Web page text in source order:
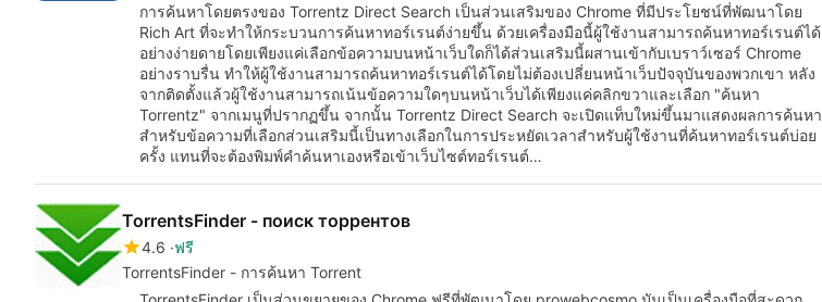
การค้นหาโดยตรงของ Torrentz Direct Search เป็นส่วนเสริมของ Chrome ที่มีประโยชน์ที่พัฒนาโดย
Rich Art ที่จะทำให้กระบวนการค้นหาทอร์เรนต์ง่ายขึ้น ด้วยเครื่องมือนี้ผู้ใช้งานสามารถค้นหาทอร์เรนต์ได้
อย่างง่ายดายโดยเพียงแค่เลือกข้อความบนหน้าเว็บใดก็ได้ส่วนเสริมนี้ผสานเข้ากับเบราว์เซอร์ Chrome
อย่างราบรื่น ทำให้ผู้ใช้งานสามารถค้นหาทอร์เรนต์ได้โดยไม่ต้องเปลี่ยนหน้าเว็บปัจจุบันของพวกเขา หลัง
จากติดตั้งแล้วผู้ใช้งานสามารถเน้นข้อความใดๆบนหน้าเว็บได้เพียงแค่คลิกขวาและเลือก "ค้นหา
Torrentz" จากเมนูที่ปรากฏขึ้น จากนั้น Torrentz Direct Search จะเปิดแท็บใหม่ขึ้นมาแสดงผลการค้นหา
สำหรับข้อความที่เลือกส่วนเสริมนี้เป็นทางเลือกในการประหยัดเวลาสำหรับผู้ใช้งานที่ค้นหาทอร์เรนต์บ่อย
ครั้ง แทนที่จะต้องพิมพ์คำค้นหาเองหรือเข้าเว็บไซต์ทอร์เรนต์…
TorrentsFinder - поиск торрентов
4.6 ฟรี
TorrentsFinder - การค้นหา Torrent